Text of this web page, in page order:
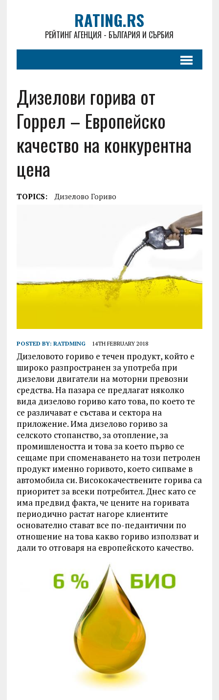
RATING.RS
РЕЙТИНГ АГЕНЦИЯ - БЪЛГАРИЯ И СЪРБИЯ
Дизелови горива от
Горрел – Европейско
качество на конкурентна
цена
TOPICS: Дизелово Гориво
POSTED BY: RATDMING 14TH FEBRUARY 2018
Дизеловото гориво е течен продукт, който е
широко разпространен за употреба при
дизелови двигатели на моторни превозни
средства. На пазара се предлагат няколко
вида дизелово гориво като това, по което те
се различават е състава и сектора на
приложение. Има дизелово гориво за
селското стопанство, за отопление, за
промишлеността и това за което първо се
сещаме при споменаването на този петролен
продукт именно горивото, което сипваме в
автомобила си. Висококачествените горива са
приоритет за всеки потребител. Днес като се
има предвид факта, че цените на горивата
периодично растат нагоре клиентите
основателно стават все по-педантични по
отношение на това какво гориво използват и
дали то отговаря на европейското качество.